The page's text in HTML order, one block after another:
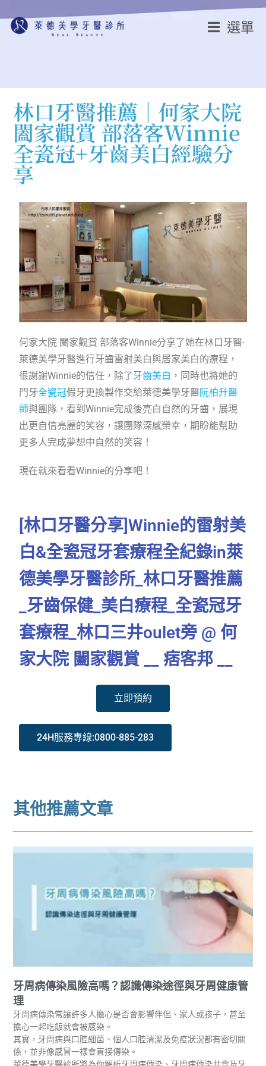
選單
林口牙醫推薦│何家大院
闔家觀賞 部落客Winnie
全瓷冠+牙齒美白經驗分
享
何家大院 闔家觀賞 部落客Winnie分享了她在林口牙醫-
萊德美學牙醫進行牙齒雷射美白與居家美白的療程，
很謝謝Winnie的信任，除了牙齒美白 ，同時也將她的
門牙全瓷冠假牙更換製作交給萊德美學牙醫阮柏升醫
師與團隊，看到Winnie完成後亮白自然的牙齒，展現
出更自信亮麗的笑容，讓團隊深感榮幸，期盼能幫助
更多人完成夢想中自然的笑容！
現在就來看看Winnie的分享吧！
[林口牙醫分享]Winnie的雷射美
白&全瓷冠牙套療程全紀錄in萊
德美學牙醫診所_林口牙醫推薦
_牙齒保健_美白療程_全瓷冠牙
套療程_林口三井oulet旁 @ 何
家大院 闔家觀賞 __ 痞客邦 __
立即預約
24H服務專線:0800-885-283
其他推薦文章
牙周病傳染風險高嗎？認識傳染途徑與牙周健康管
理
牙周病傳染常讓許多人擔心是否會影響伴侶、家人或孩子，甚至
擔心一起吃飯就會被感染。
其實，牙周病與口腔細菌、個人口腔清潔及免疫狀況都有密切關
係，並非像感冒一樣會直接傳染。
萊德美學牙醫診所將為你解析牙周病傳染、牙周病傳染共食及牙